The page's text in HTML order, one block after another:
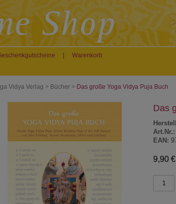
Warenkorb
Vidya Verlag > Bücher > Das große Yoga Vidya Puja Buch
Das
Art.Nr.:
EAN:
9,90 €